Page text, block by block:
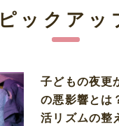
ピックアッ
子どもの夜更
の悪影響とは
活リズムの整